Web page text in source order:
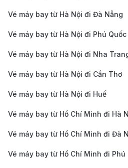
Đà Nẵngvà đặt phòng khách
Mùa mưa kéo dài từ tháng 9
điểm này lại có lợi thế về giá
mưa ở Đà Nẵng thường chỉ
cuối năm, đặc biệt là dịp Giáng
Đà Nẵng cũng rất sôi động với
năm mới và trang trí đường phố
Điểm du lịch Đà
Vé máy bay từ Hà Nội đi Đà Nẵng
Vé máy bay từ Hà Nội đi Phú Quốc
Vé máy bay từ Hà Nội đi Nha
Vé máy bay từ Hà Nội đi Cần Thơ
Vé máy bay từ Hà Nội đi Huế
Vé máy bay từ Hồ Chí Minh đi Hà
Vé máy bay từ Hồ Chí Minh đi Đà
Vé máy bay từ Hồ Chí Minh đi Phú